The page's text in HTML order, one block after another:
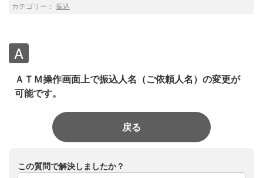
カテゴリー： 振込
ＡＴＭ操作画面上で振込人名（ご依頼人名）の変更が
可能です。
戻る
この質問で解決しましたか？